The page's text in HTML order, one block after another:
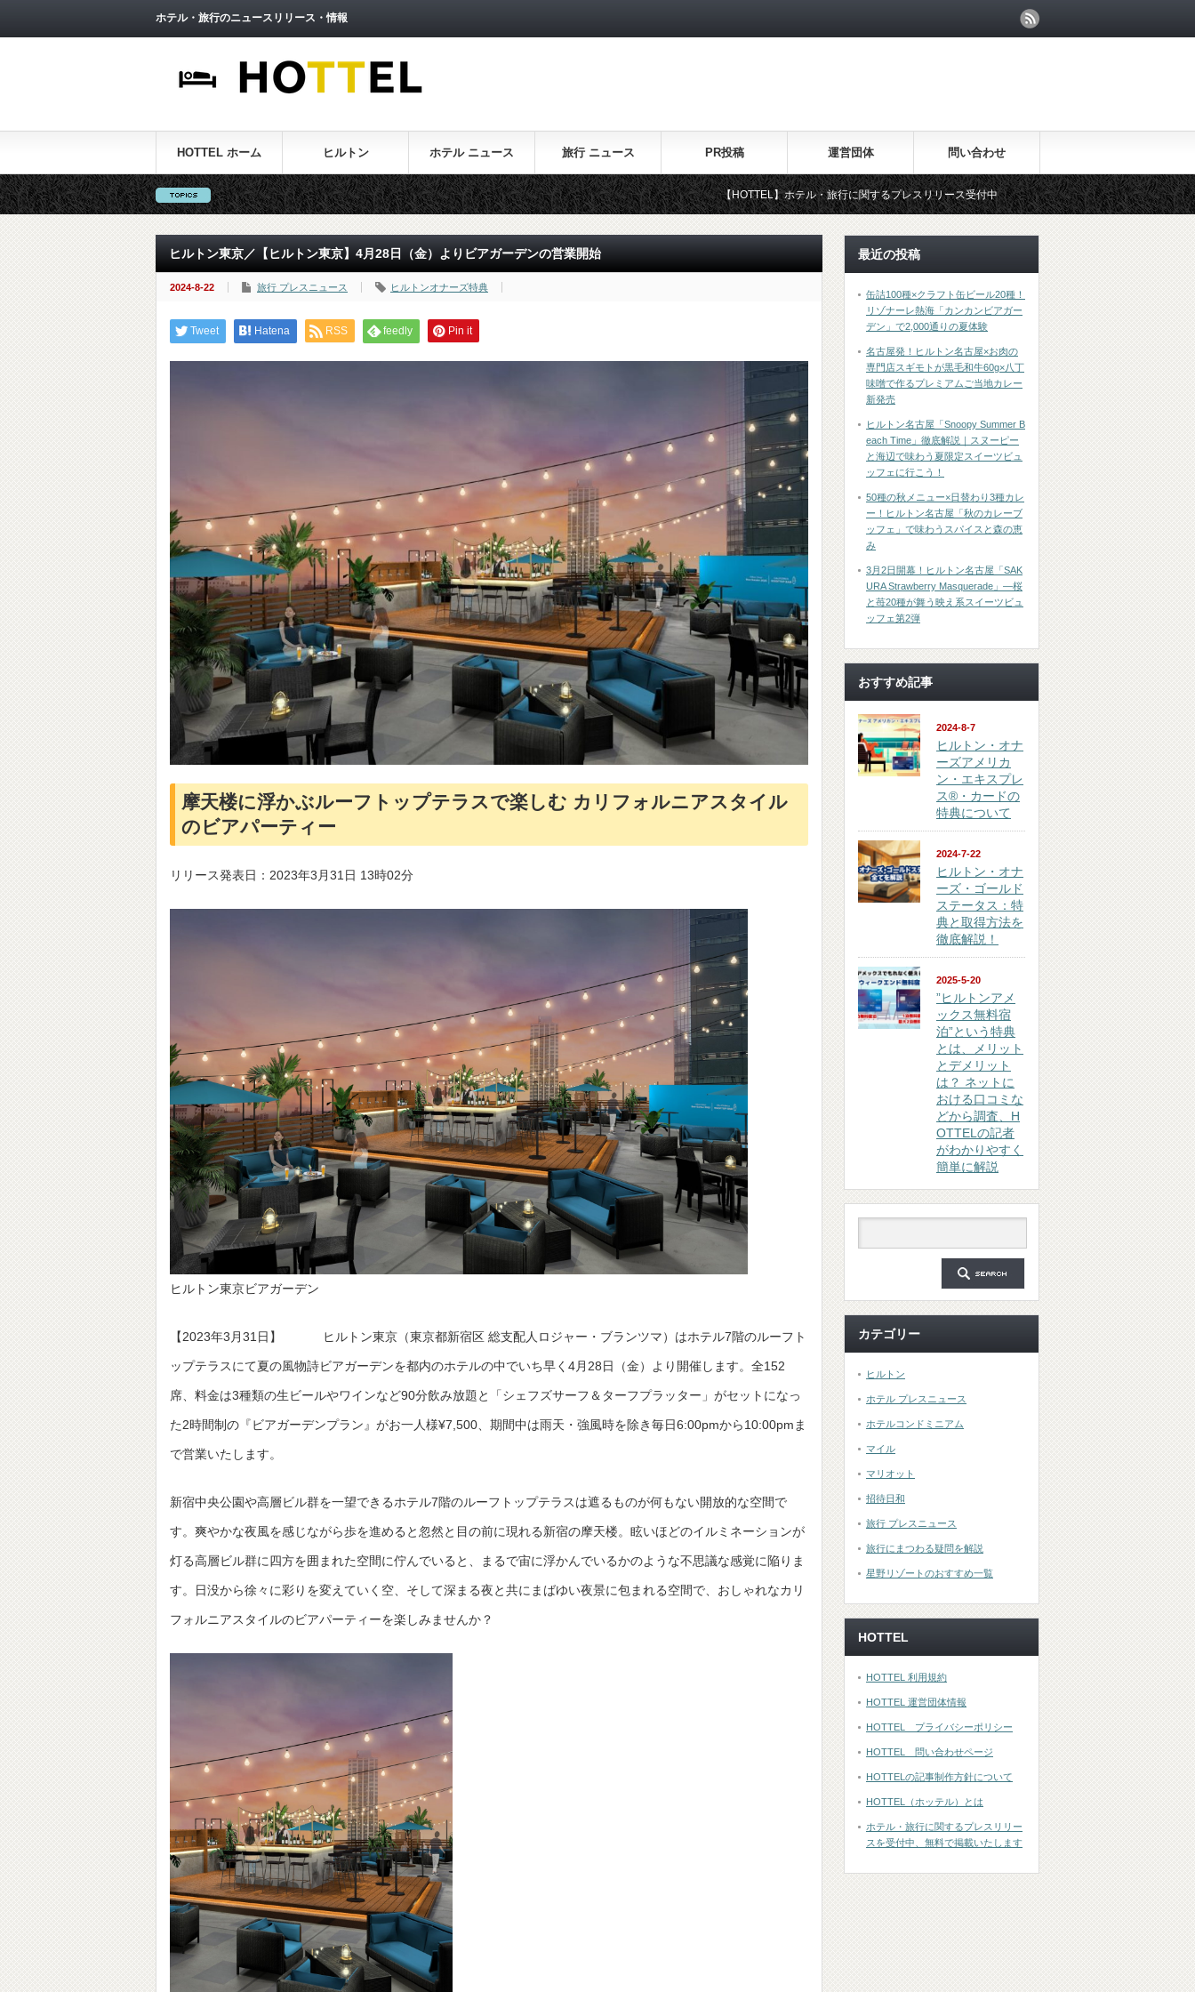
ホテル・旅行のニュースリリース・情報
HOTTEL ホーム ヒルトン ホテル ニュース 旅行 ニュース PR投稿 運営団体 問い合わせ
【HOTTEL】ホテル・旅行に関するプレスリリース受付中
ヒルトン東京／【ヒルトン東京】4月28日（金）よりビアガーデンの営業開始
2024-8-22 旅行 プレスニュース ヒルトンオナーズ特典
Tweet Hatena RSS feedly Pin it
摩天楼に浮かぶルーフトップテラスで楽しむ カリフォルニアスタイル
のビアパーティー
リリース発表日：2023年3月31日 13時02分
ヒルトン東京ビアガーデン
【2023年3月31日】 ヒルトン東京（東京都新宿区 総支配人ロジャー・ブランツマ）はホテル7階のルーフト
ップテラスにて夏の風物詩ビアガーデンを都内のホテルの中でいち早く4月28日（金）より開催します。全152
席、料金は3種類の生ビールやワインなど90分飲み放題と「シェフズサーフ＆ターフプラッター」がセットになっ
た2時間制の『ビアガーデンプラン』がお一人様¥7,500、期間中は雨天・強風時を除き毎日6:00pmから10:00pmま
で営業いたします。
新宿中央公園や高層ビル群を一望できるホテル7階のルーフトップテラスは遮るものが何もない開放的な空間で
す。爽やかな夜風を感じながら歩を進めると忽然と目の前に現れる新宿の摩天楼。眩いほどのイルミネーションが
灯る高層ビル群に四方を囲まれた空間に佇んでいると、まるで宙に浮かんでいるかのような不思議な感覚に陥りま
す。日没から徐々に彩りを変えていく空、そして深まる夜と共にまばゆい夜景に包まれる空間で、おしゃれなカリ
フォルニアスタイルのビアパーティーを楽しみませんか？
最近の投稿
缶詰100種×クラフト缶ビール20種！
リゾナーレ熱海「カンカンビアガー
デン」で2,000通りの夏体験
名古屋発！ヒルトン名古屋×お肉の
専門店スギモトが黒毛和牛60g×八丁
味噌で作るプレミアムご当地カレー
新発売
ヒルトン名古屋「Snoopy Summer B
each Time」徹底解説｜スヌーピー
と海辺で味わう夏限定スイーツビュ
ッフェに行こう！
50種の秋メニュー×日替わり3種カレ
ー！ヒルトン名古屋「秋のカレーブ
ッフェ」で味わうスパイスと森の恵
み
3月2日開幕！ヒルトン名古屋「SAK
URA Strawberry Masquerade」―桜
と苺20種が舞う映え系スイーツビュ
ッフェ第2弾
おすすめ記事
2024-8-7
ヒルトン・オナ
ーズアメリカ
ン・エキスプレ
ス®・カードの
特典について
2024-7-22
ヒルトン・オナ
ーズ・ゴールド
ステータス：特
典と取得方法を
徹底解説！
2025-5-20
”ヒルトンアメ
ックス無料宿
泊”という特典
とは、メリット
とデメリット
は？ ネットに
おける口コミな
どから調査、H
OTTELの記者
がわかりやすく
簡単に解説
カテゴリー
ヒルトン
ホテル プレスニュース
ホテルコンドミニアム
マイル
マリオット
招待日和
旅行 プレスニュース
旅行にまつわる疑問を解説
星野リゾートのおすすめ一覧
HOTTEL
HOTTEL 利用規約
HOTTEL 運営団体情報
HOTTEL プライバシーポリシー
HOTTEL 問い合わせページ
HOTTELの記事制作方針について
HOTTEL（ホッテル）とは
ホテル・旅行に関するプレスリリー
スを受付中、無料で掲載いたします